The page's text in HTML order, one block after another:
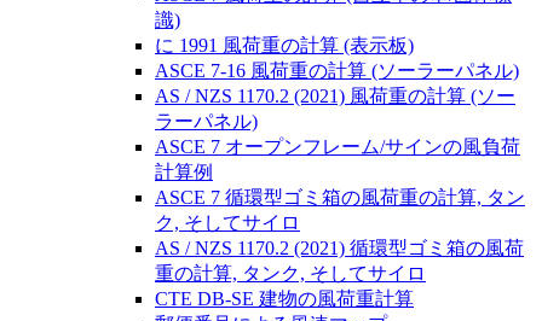
識)
に 1991 風荷重の計算 (表示板)
ASCE 7-16 風荷重の計算 (ソーラーパネル)
AS / NZS 1170.2 (2021) 風荷重の計算 (ソー
ラーパネル)
ASCE 7 オープンフレーム/サインの風負荷
計算例
ASCE 7 循環型ゴミ箱の風荷重の計算, タン
ク, そしてサイロ
AS / NZS 1170.2 (2021) 循環型ゴミ箱の風荷
重の計算, タンク, そしてサイロ
CTE DB-SE 建物の風荷重計算